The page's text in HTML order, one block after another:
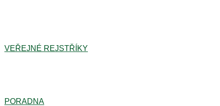
VEŘEJNÉ REJSTŘÍKY
PORADNA